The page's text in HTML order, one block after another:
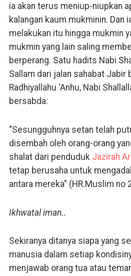
ia akan terus meniup-niupkan
kalangan kaum mukminin. Dan
melakukan itu hingga mukmin
mukmin yang lain saling
berperang. Satu hadits Nabi
Sallam dari jalan sahabat Jabir
Radhiyallahu ‘Anhu, Nabi
bersabda:
“Sesungguhnya setan telah
disembah oleh orang-orang
shalat dari penduduk Jazirah
tetap berusaha untuk
antara mereka” (HR.Muslim no
Ikhwatal iman..
Sekiranya ditanya siapa yang
manusia dalam setiap
menjawab orang tua atau